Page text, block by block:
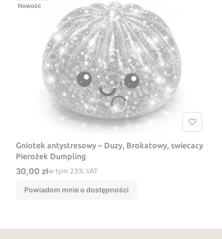
Nowość
Gniotek antystresowy – Duzy, Brokatowy, swiecacy
Pierożek Dumpling
Cena brutto
30,00 złw tym %s VAT
w tym 23% VAT
Powiadom mnie o dostępności